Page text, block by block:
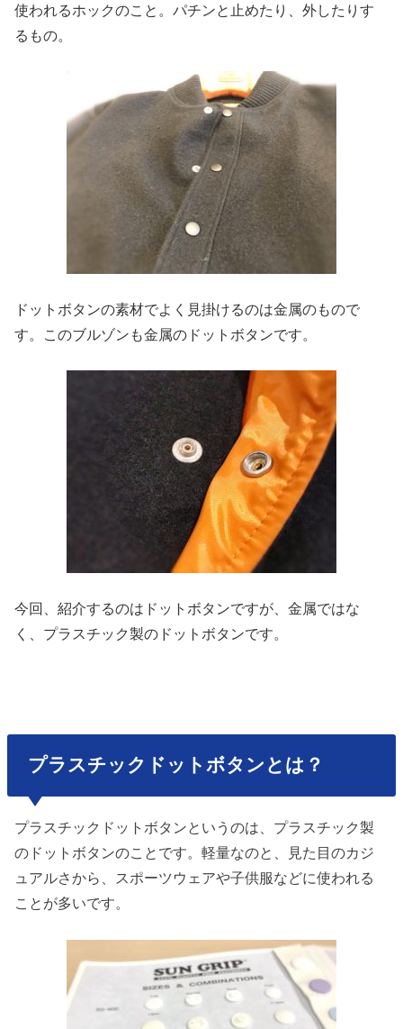
使われるホックのこと。パチンと止めたり、外したりす
るもの。
ドットボタンの素材でよく見掛けるのは金属のもので
す。このブルゾンも金属のドットボタンです。
今回、紹介するのはドットボタンですが、金属ではな
く、 プラスチック製のドットボタンです。
プラスチックドットボタンとは？
プラスチックドットボタンというのは、プラスチック製
のドットボタンのことです。軽量なのと、見た目のカジ
ュアルさから、スポーツウェアや子供服などに使われる
ことが多いです。